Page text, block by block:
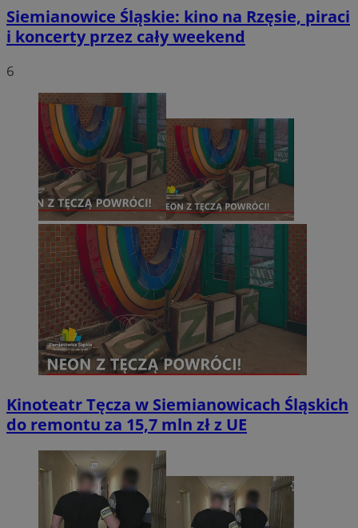
Siemianowice Śląskie: kino na Rzęsie, piraci
i koncerty przez cały weekend
6
Kinoteatr Tęcza w Siemianowicach Śląskich
do remontu za 15,7 mln zł z UE